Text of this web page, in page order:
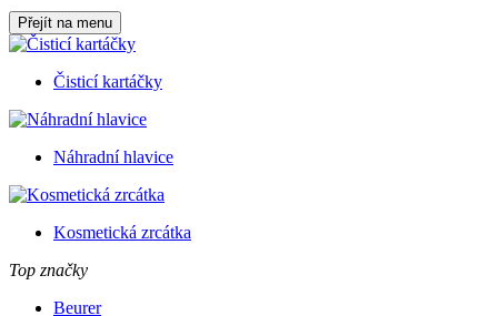
Přejít na menu
Čisticí kartáčky
Náhradní hlavice
Kosmetická zrcátka
Top značky
Beurer